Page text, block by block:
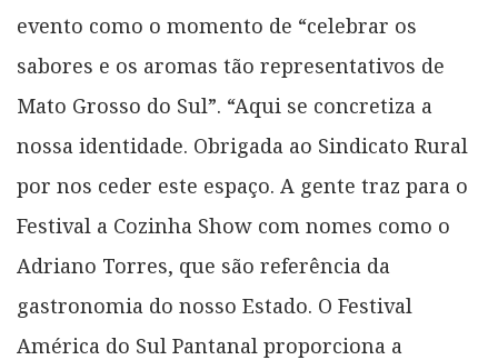
evento como o momento de “celebrar os
sabores e os aromas tão representativos de
Mato Grosso do Sul”. “Aqui se concretiza a
nossa identidade. Obrigada ao Sindicato Rural
por nos ceder este espaço. A gente traz para o
Festival a Cozinha Show com nomes como o
Adriano Torres, que são referência da
gastronomia do nosso Estado. O Festival
América do Sul Pantanal proporciona a